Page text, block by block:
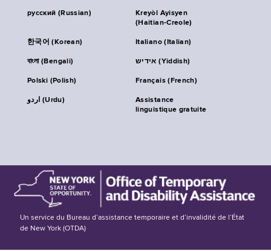
русский (Russian)
Kreyòl Ayisyen
(Haitian-Creole)
한국어 (Korean) Italiano (Italian)
বাংলা (Bengali) אידיש (Yiddish)
Polski (Polish) Français (French)
اردو (Urdu)
Assistance
linguistique gratuite
Un service du Bureau d’assistance temporaire et d’invalidité de l’État
de New York (OTDA)